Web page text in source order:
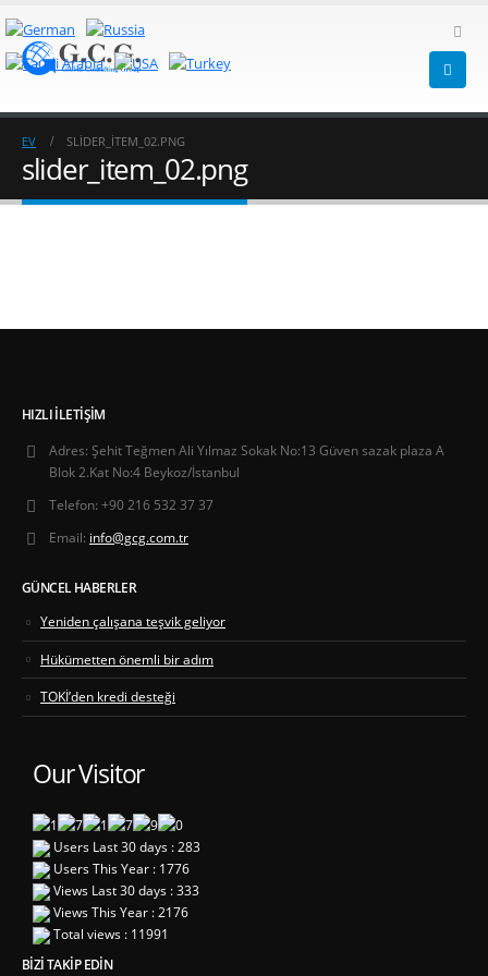
EV SLIDER_ITEM_02.PNG
slider_item_02.png
HIZLI İLETIŞIM
Adres: Şehit Teğmen Ali Yılmaz Sokak No:13 Güven sazak plaza A
Blok 2.Kat No:4 Beykoz/İstanbul
Telefon: +90 216 532 37 37
Email: info@gcg.com.tr
GÜNCEL HABERLER
Yeniden çalışana teşvik geliyor
Hükümetten önemli bir adım
TOKİ’den kredi desteği
Our Visitor
Users Last 30 days : 283
Users This Year : 1776
Views Last 30 days : 333
Views This Year : 2176
Total views : 11991
BIZI TAKIP EDIN